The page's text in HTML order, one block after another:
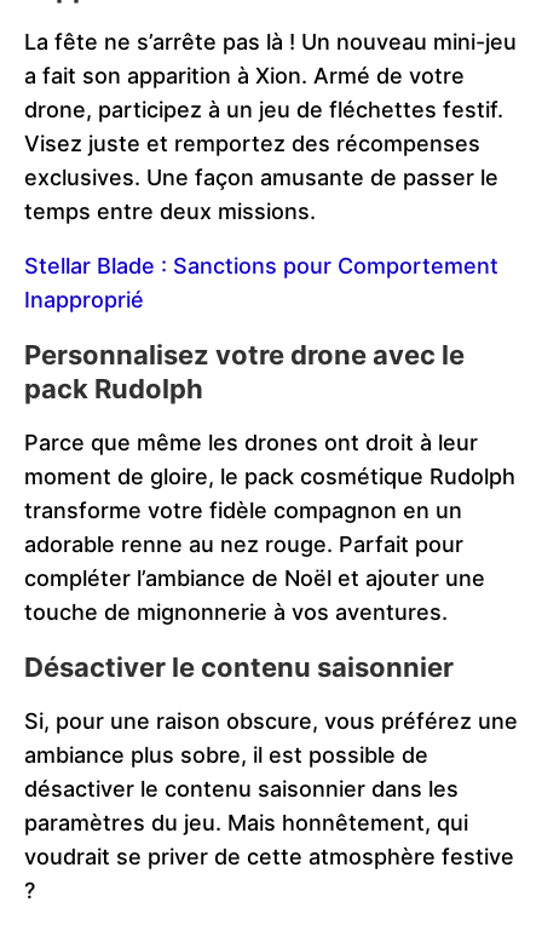
La fête ne s’arrête pas là ! Un nouveau mini-jeu
a fait son apparition à Xion. Armé de votre
drone, participez à un jeu de fléchettes festif.
Visez juste et remportez des récompenses
exclusives. Une façon amusante de passer le
temps entre deux missions.
Stellar Blade : Sanctions pour Comportement
Inapproprié
Personnalisez votre drone avec le
pack Rudolph
Parce que même les drones ont droit à leur
moment de gloire, le pack cosmétique Rudolph
transforme votre fidèle compagnon en un
adorable renne au nez rouge. Parfait pour
compléter l’ambiance de Noël et ajouter une
touche de mignonnerie à vos aventures.
Désactiver le contenu saisonnier
Si, pour une raison obscure, vous préférez une
ambiance plus sobre, il est possible de
désactiver le contenu saisonnier dans les
paramètres du jeu. Mais honnêtement, qui
voudrait se priver de cette atmosphère festive
?